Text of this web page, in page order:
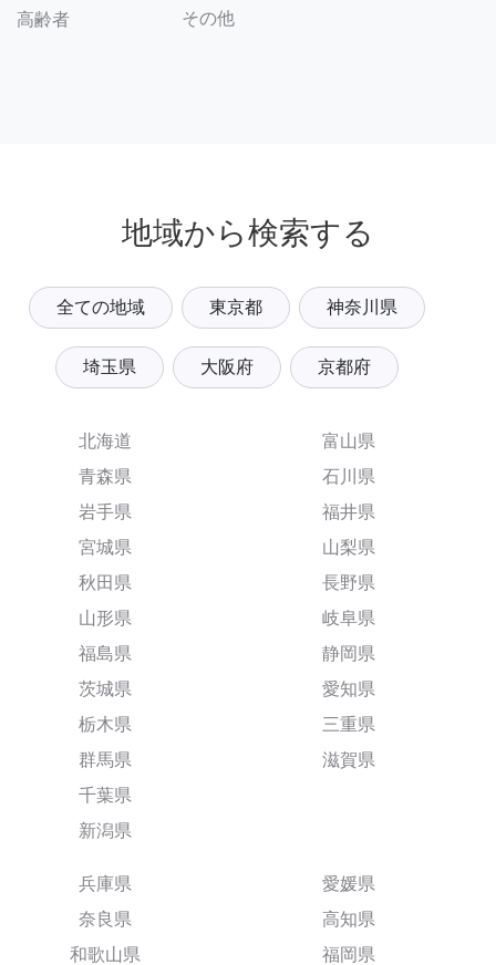
高齢者 その他
地域から検索する
全ての地域 東京都 神奈川県
埼玉県 大阪府 京都府
北海道
青森県
岩手県
宮城県
秋田県
山形県
福島県
茨城県
栃木県
群馬県
千葉県
新潟県
富山県
石川県
福井県
山梨県
長野県
岐阜県
静岡県
愛知県
三重県
滋賀県
兵庫県
奈良県
和歌山県
愛媛県
高知県
福岡県